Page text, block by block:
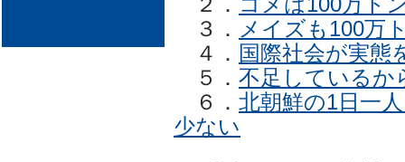
３． メイズも100万
４． 国際社会が実態
５． 不足しているか
６． 北朝鮮の1日一
少ない